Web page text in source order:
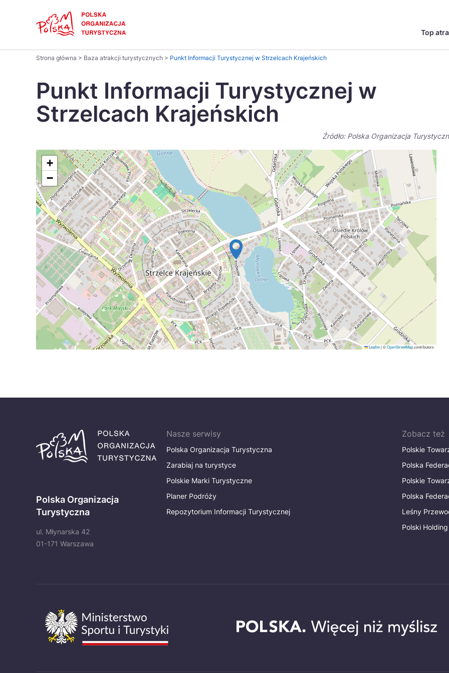
Top
Pomysł na... Co nowego?
Regiony Miasta
Parki narodowe Uzdrowiska Polskie
Gastronomia i kuchnia Kuchnia regionów
na
stronie
Magyar
Україна
Strona główna > Baza atrakcji turystycznych > Punkt Informacji Turystycznej w Strzelcach Krajeńskich
Punkt Informacji Turystycznej w
Strzelcach Krajeńskich
Źródło: Polska Organizacja
+
−
Leaflet|©OpenStreetMapcontributors
Polska Organizacja
Turystyczna
ul. Młynarska 42
01-171 Warszawa
Nasze serwisy
Polska Organizacja Turystyczna
Zarabiaj na turystyce
Polskie Marki Turystyczne
Planer Podróży
Repozytorium Informacji Turystycznej
Zobacz też
Polskie
Polska
Polskie
Polska
Leśny
Polski